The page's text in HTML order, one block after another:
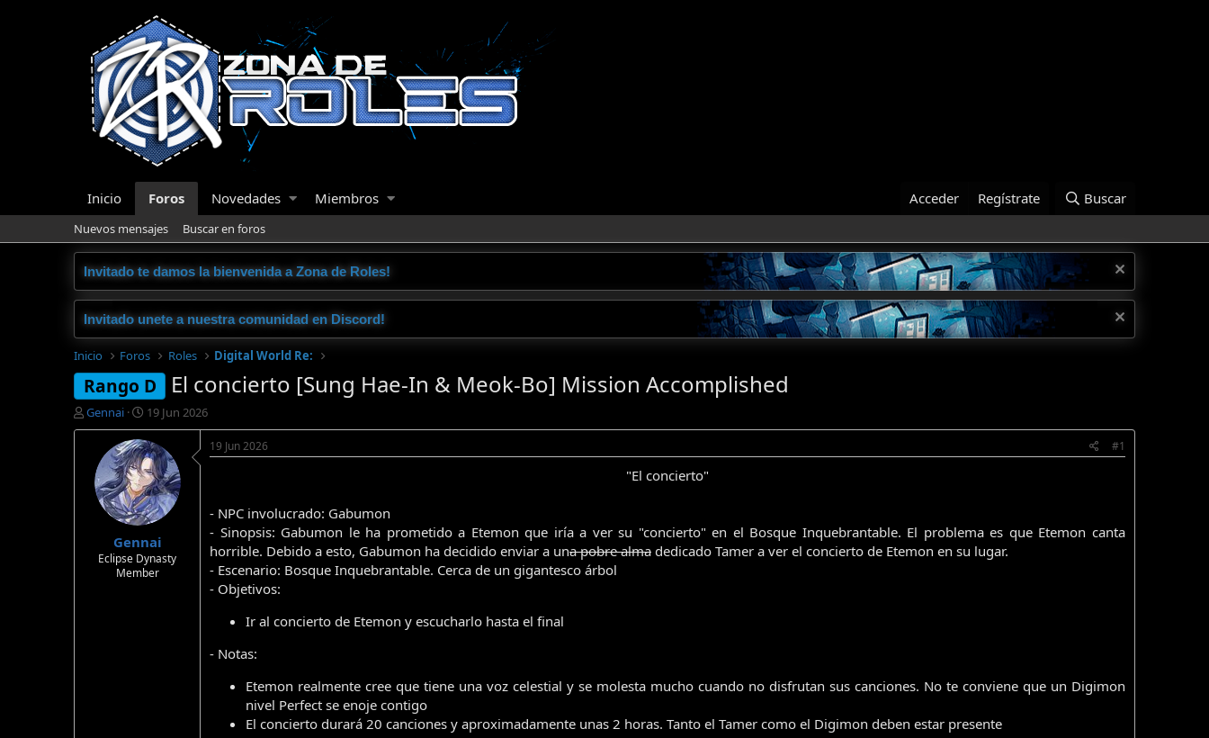
Inicio Foros Novedades Miembros Acceder Regístrate Buscar
Nuevos mensajes Buscar en foros
Invitado te damos la bienvenida a Zona de Roles!
Invitado unete a nuestra comunidad en Discord!
Inicio Foros Roles Digital World Re:
Rango D El concierto [Sung Hae-In & Meok-Bo] Mission Accomplished
I
n
Gennai
F
e
c
h
a
d
e
i
n
i
c
19 Jun 2026
Gennai
Eclipse Dynasty
Member
19 Jun 2026 #1
"El concierto"​
- NPC involucrado: Gabumon
- Sinopsis: Gabumon le ha prometido a Etemon que iría a ver su "concierto" en el Bosque Inquebrantable. El problema es que Etemon canta
horrible. Debido a esto, Gabumon ha decidido enviar a una pobre alma dedicado Tamer a ver el concierto de Etemon en su lugar.
- Escenario: Bosque Inquebrantable. Cerca de un gigantesco árbol
- Objetivos:
Ir al concierto de Etemon y escucharlo hasta el final
- Notas:
Etemon realmente cree que tiene una voz celestial y se molesta mucho cuando no disfrutan sus canciones. No te conviene que un Digimon
nivel Perfect se enoje contigo
El concierto durará 20 canciones y aproximadamente unas 2 horas. Tanto el Tamer como el Digimon deben estar presente